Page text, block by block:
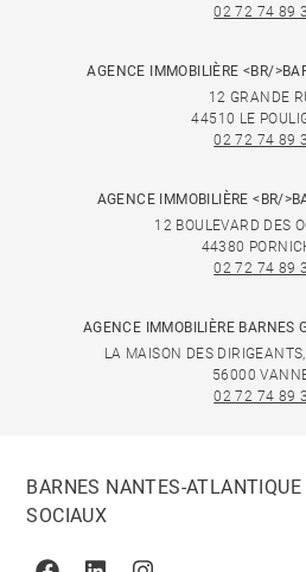
02 72 74 89
AGENCE IMMOBILIÈRE <BR/
12 GRANDE
44510 LE
02 72 74 89
AGENCE IMMOBILIÈRE <BR/
12 BOULEVARD DES
44380
02 72 74 89
AGENCE IMMOBILIÈRE BARNES
LA MAISON DES
56000
02 72 74 89
BARNES NANTES-
SOCIAUX